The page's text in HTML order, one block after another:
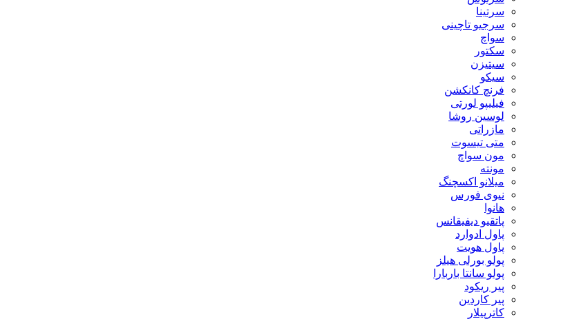
سرتینا
سرجیو تاچینی
سواچ
سکتور
سیتیزن
سیکو
فرنچ کانکشن
فیلیپو لورتی
لوسین روشا
مازراتی
متی تیسوت
مون سواچ
مونته
میلانو اکسچنگ
نیوی فورس
هانوا
پاتقیو دیفیقانس
پاول ادوارد
پاول هویت
پولو بورلی هیلز
پولو سانتا باربارا
پیر ریکود
پیر کاردین
کاترپیلار